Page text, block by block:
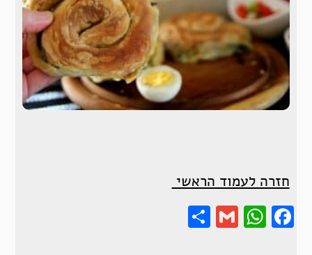
חזרה לעמוד הראשי
Gmail
Share